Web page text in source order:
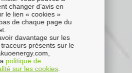
changer d’avis en
le lien « cookies »
de chaque page du
davantage sur les
présents sur le
politique de
sur les cookies.